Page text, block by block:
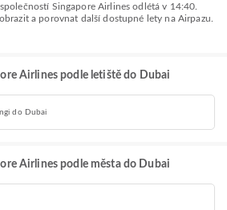
a porovnat další dostupné lety na Airpazu.
Airlines podle letiště do Dubai
do Dubai
Airlines podle města do Dubai